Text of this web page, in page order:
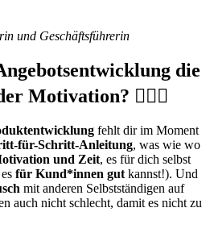
und Geschäftsführerin
die
Motivation? 🤷🏻‍♀️
fehlt dir im Moment
für-Schritt-Anleitung, was wie wo
und Zeit, es für dich selbst
für Kund*innen gutkannst!). Und
mit anderen Selbstständigen auf
auch nicht schlecht, damit es nicht zu